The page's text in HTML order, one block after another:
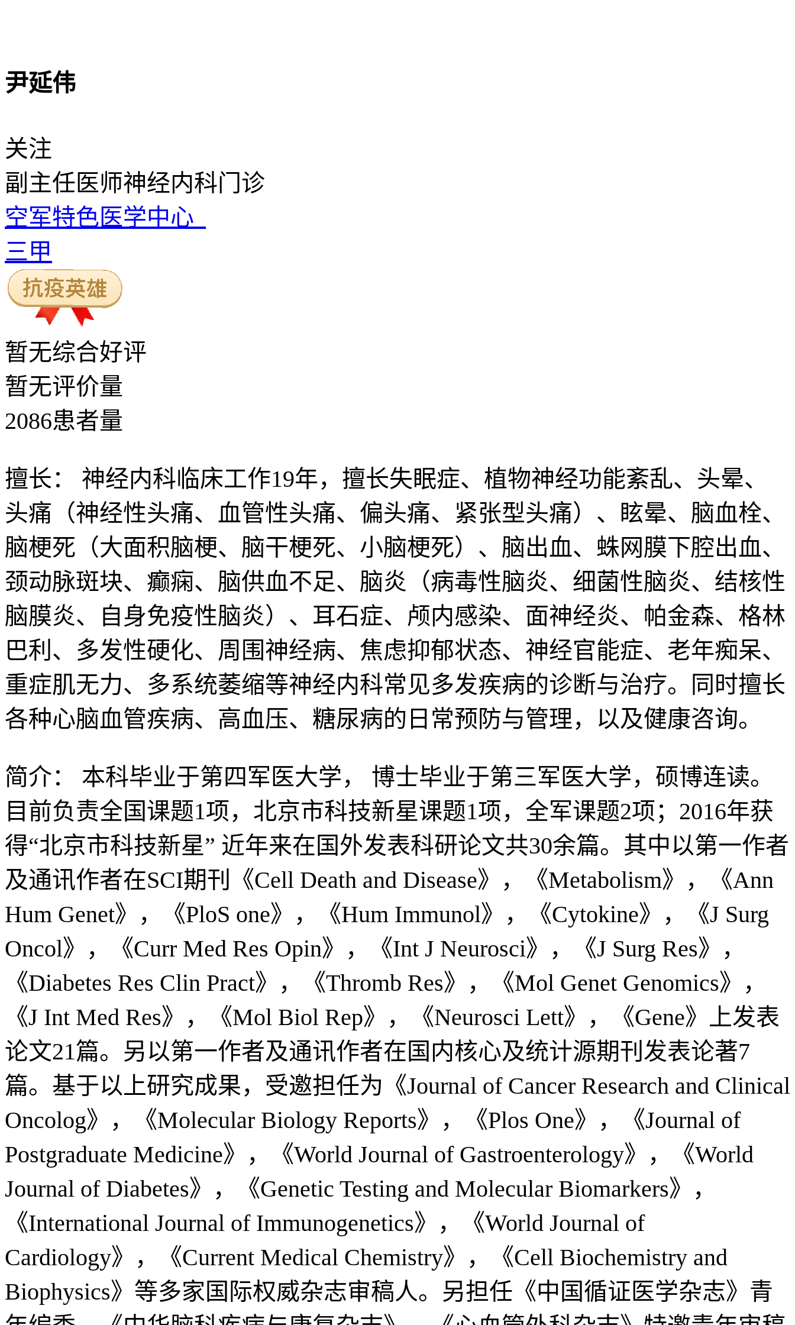
尹延伟
关注
副主任医师神经内科门诊
空军特色医学中心
三甲
暂无综合好评
暂无评价量
2086患者量
擅长：
神经内科临床工作19年，擅长失眠症、植物神经功能紊乱、头晕、
头痛（神经性头痛、血管性头痛、偏头痛、紧张型头痛）、眩晕、脑血栓、
脑梗死（大面积脑梗、脑干梗死、小脑梗死）、脑出血、蛛网膜下腔出血、
颈动脉斑块、癫痫、脑供血不足、脑炎（病毒性脑炎、细菌性脑炎、结核性
脑膜炎、自身免疫性脑炎）、耳石症、颅内感染、面神经炎、帕金森、格林
巴利、多发性硬化、周围神经病、焦虑抑郁状态、神经官能症、老年痴呆、
重症肌无力、多系统萎缩等神经内科常见多发疾病的诊断与治疗。同时擅长
各种心脑血管疾病、高血压、糖尿病的日常预防与管理，以及健康咨询。
简介：
本科毕业于第四军医大学， 博士毕业于第三军医大学，硕博连读。
目前负责全国课题1项，北京市科技新星课题1项，全军课题2项；2016年获
得“北京市科技新星” 近年来在国外发表科研论文共30余篇。其中以第一作者
及通讯作者在SCI期刊《Cell Death and Disease》，《Metabolism》，《Ann
Hum Genet》，《PloS one》，《Hum Immunol》，《Cytokine》，《J Surg
Oncol》，《Curr Med Res Opin》，《Int J Neurosci》，《J Surg Res》，
《Diabetes Res Clin Pract》，《Thromb Res》，《Mol Genet Genomics》，
《J Int Med Res》，《Mol Biol Rep》，《Neurosci Lett》，《Gene》上发表
论文21篇。另以第一作者及通讯作者在国内核心及统计源期刊发表论著7
篇。基于以上研究成果，受邀担任为《Journal of Cancer Research and Clinical
Oncolog》，《Molecular Biology Reports》，《Plos One》，《Journal of
Postgraduate Medicine》，《World Journal of Gastroenterology》，《World
Journal of Diabetes》，《Genetic Testing and Molecular Biomarkers》，
《International Journal of Immunogenetics》，《World Journal of
Cardiology》，《Current Medical Chemistry》，《Cell Biochemistry and
Biophysics》等多家国际权威杂志审稿人。另担任《中国循证医学杂志》青